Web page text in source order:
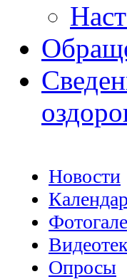
Новости
Опросы